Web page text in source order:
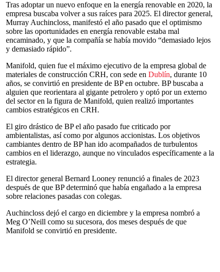
Tras adoptar un nuevo enfoque en la energía renovable en 2020, la
empresa buscaba volver a sus raíces para 2025. El director general,
Murray Auchincloss, manifestó el año pasado que el optimismo
sobre las oportunidades en energía renovable estaba mal
encaminado, y que la compañía se había movido “demasiado lejos
y demasiado rápido”.
Manifold, quien fue el máximo ejecutivo de la empresa global de
materiales de construcción CRH, con sede en Dublín, durante 10
años, se convirtió en presidente de BP en octubre. BP buscaba a
alguien que reorientara al gigante petrolero y optó por un externo
del sector en la figura de Manifold, quien realizó importantes
cambios estratégicos en CRH.
El giro drástico de BP el año pasado fue criticado por
ambientalistas, así como por algunos accionistas. Los objetivos
cambiantes dentro de BP han ido acompañados de turbulentos
cambios en el liderazgo, aunque no vinculados específicamente a la
estrategia.
El director general Bernard Looney renunció a finales de 2023
después de que BP determinó que había engañado a la empresa
sobre relaciones pasadas con colegas.
Auchincloss dejó el cargo en diciembre y la empresa nombró a
Meg O’Neill como su sucesora, dos meses después de que
Manifold se convirtió en presidente.